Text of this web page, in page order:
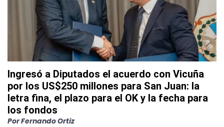
Ingresó a Diputados el acuerdo con Vicuña
por los US$250 millones para San Juan: la
letra fina, el plazo para el OK y la fecha para
los fondos
PorFernando Ortiz